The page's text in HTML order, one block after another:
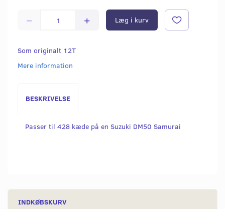
Læg i kurv
Som originalt 12T
Mere information
BESKRIVELSE
Passer til 428 kæde på en Suzuki DM50 Samurai
INDKØBSKURV